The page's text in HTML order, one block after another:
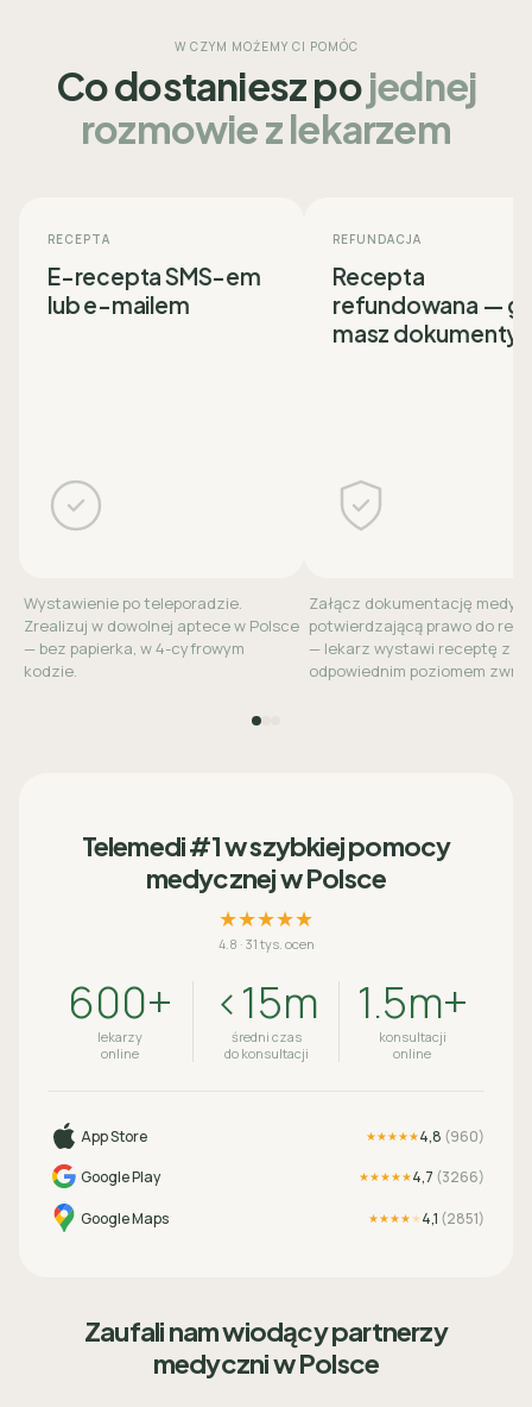
W CZYM MOŻEMY CI POMÓC
Co dostaniesz pojednej
rozmowie z lekarzem
RECEPTA
E-recepta SMS-em
lub e-mailem
Wystawienie po teleporadzie.
Zrealizuj w dowolnej aptece w Polsce
— bez papierka, w 4-cyfrowym
kodzie.
REFUNDACJA
Recepta
refundowana —
masz dokumenty
Załącz dokumentację
potwierdzającą prawo do
— lekarz wystawi receptę z
odpowiednim poziomem
Telemedi #1 w szybkiej pomocy
medycznej w Polsce
★★★★★
4.8 · 31 tys. ocen
600+
lekarzy
online
<15m
średni czas
do konsultacji
1.5m+
konsultacji
online
App Store ★★★★★4,8 (960)
Google Play
★★★★★4,7 (3266)
Google Maps ★★★★★4,1 (2851)
Zaufali nam wiodący partnerzy
medyczni w Polsce